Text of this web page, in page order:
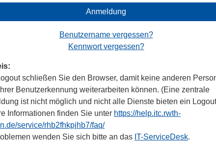
Anmeldung
Benutzername vergessen?
Kennwort vergessen?
schließen Sie den Browser, damit keine anderen
Benutzerkennung weiterarbeiten können. (Eine zentrale
ist nicht möglich und nicht alle Dienste bieten ein
Informationen finden Sie unter https://help.itc.rwth-
service/rhb2fhkpjhb7/faq/
wenden Sie sich bitte an das IT-ServiceDesk.